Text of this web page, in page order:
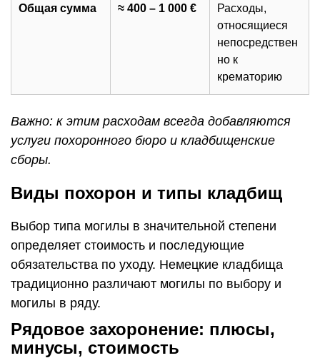
Общая сумма ≈ 400 – 1 000 €
Расходы,
относящиеся
непосредствен
но к
крематорию
Важно: к этим расходам всегда добавляются
услуги похоронного бюро и кладбищенские
сборы.
Виды похорон и типы кладбищ
Выбор типа могилы в значительной степени
определяет стоимость и последующие
обязательства по уходу. Немецкие кладбища
традиционно различают могилы по выбору и
могилы в ряду.
Рядовое захоронение: плюсы,
минусы, стоимость